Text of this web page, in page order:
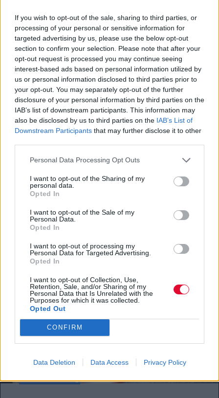
If you wish to opt-out of the sale, sharing to third parties, or
processing of your personal or sensitive information for
targeted advertising by us, please use the below opt-out
section to confirm your selection. Please note that after your
opt-out request is processed you may continue seeing
interest-based ads based on personal information utilized by
us or personal information disclosed to third parties prior to
your opt-out. You may separately opt-out of the further
disclosure of your personal information by third parties on the
IAB’s list of downstream participants. This information may
also be disclosed by us to third parties on the IAB’s List of
Downstream Participants that may further disclose it to other
Personal Data Processing Opt Outs
I want to opt-out of the Sharing of my
personal data.
Opted In
I want to opt-out of the Sale of my
Personal Data.
Opted In
I want to opt-out of processing my
Personal Data for Targeted Advertising.
Opted In
I want to opt-out of Collection, Use,
Retention, Sale, and/or Sharing of my
Personal Data that Is Unrelated with the
Purposes for which it was collected.
Opted Out
CONFIRM
Data Deletion Data Access Privacy Policy
STUDENT LIFE
Συμβουλές της τελευταίας στιγμής για να
Ακόμα κι αν τα φόρτωσες στον κόκορα
μπορείς να σώσεις τη κατάσταση με
στρατηγικές κινήσεις.
Ναταλία Πετρίτη